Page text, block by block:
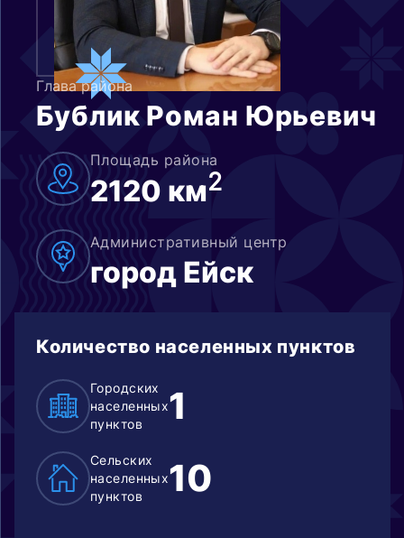
Глава района
Бублик Роман Юрьевич
Площадь района
2120 км2
Административный центр
город Ейск
Количество населенных пунктов
Городских
населенных
пунктов
1
Сельских
населенных
пунктов
10